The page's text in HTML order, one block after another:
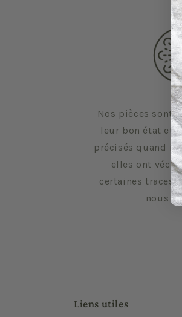
Nos pièces sont
leur bon état et
précisés quand il
elles ont vécu
certaines traces
nous
Liens utiles